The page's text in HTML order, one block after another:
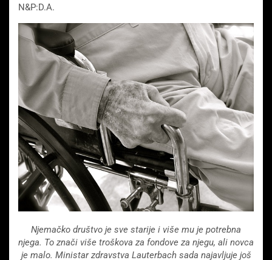
N&P:D.A.
Njemačko društvo je sve starije i više mu je potrebna
njega. To znači više troškova za fondove za njegu, ali novca
je malo. Ministar zdravstva Lauterbach sada najavljuje još